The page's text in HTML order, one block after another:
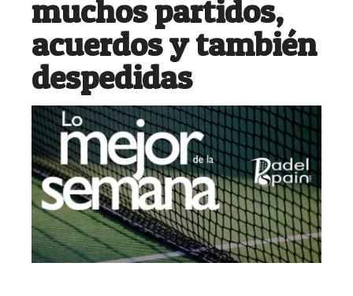
muchos partidos,
acuerdos y también
despedidas